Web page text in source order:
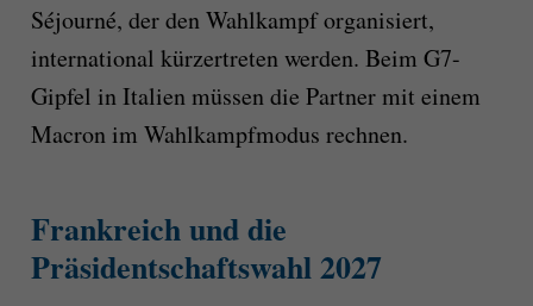
Séjourné, der den Wahlkampf organisiert,
international kürzertreten werden. Beim G7-
Gipfel in Italien müssen die Partner mit einem
Macron im Wahlkampfmodus rechnen.
Frankreich und die
Präsidentschaftswahl 2027